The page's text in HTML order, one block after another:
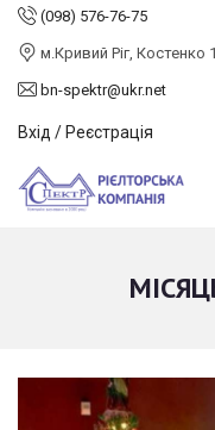
(098) 576-76-75
м.Кривий Ріг, Костенко
bn-spektr@ukr.net
Вхід / Реєстрація